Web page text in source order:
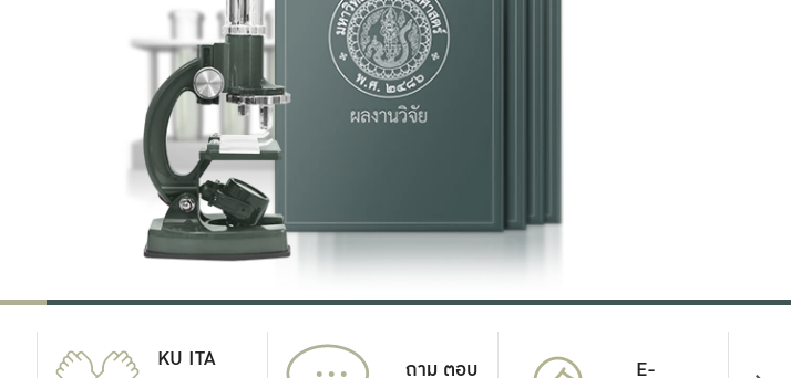
KU ITA ... ถาม ตอบ E-